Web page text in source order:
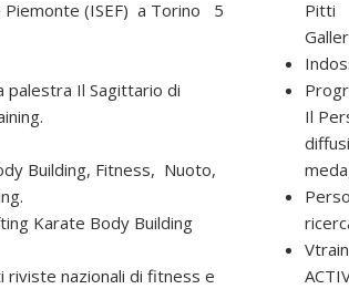
Piemonte (ISEF) a Torino 5
palestra Il Sagittario di
Building, Fitness, Nuoto,
Karate Body Building
nazionali di fitness e
Pitti
Il